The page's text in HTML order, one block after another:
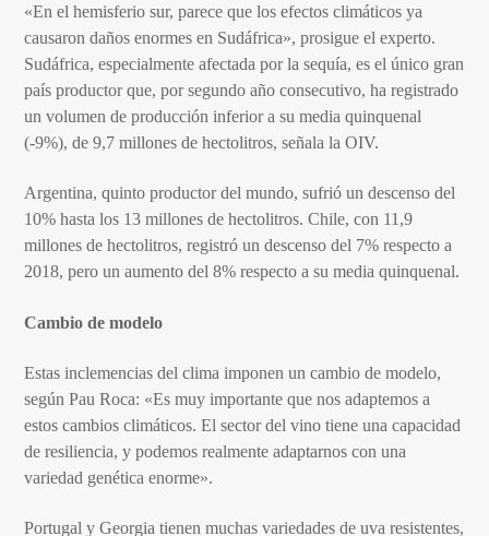
«En el hemisferio sur, parece que los efectos climáticos ya
causaron daños enormes en Sudáfrica», prosigue el experto.
Sudáfrica, especialmente afectada por la sequía, es el único gran
país productor que, por segundo año consecutivo, ha registrado
un volumen de producción inferior a su media quinquenal
(-9%), de 9,7 millones de hectolitros, señala la OIV.
Argentina, quinto productor del mundo, sufrió un descenso del
10% hasta los 13 millones de hectolitros. Chile, con 11,9
millones de hectolitros, registró un descenso del 7% respecto a
2018, pero un aumento del 8% respecto a su media quinquenal.
Cambio de modelo
Estas inclemencias del clima imponen un cambio de modelo,
según Pau Roca: «Es muy importante que nos adaptemos a
estos cambios climáticos. El sector del vino tiene una capacidad
de resiliencia, y podemos realmente adaptarnos con una
variedad genética enorme».
Portugal y Georgia tienen muchas variedades de uva resistentes,